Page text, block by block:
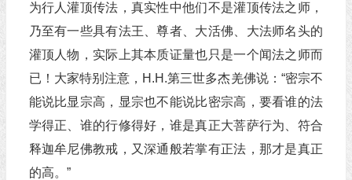
为行人灌顶传法，真实性中他们不是灌顶传法之师，
乃至有一些具有法王、尊者、大活佛、大法师名头的
灌顶人物，实际上其本质证量也只是一个闻法之师而
已！大家特别注意，H.H.第三世多杰羌佛说：“密宗不
能说比显宗高，显宗也不能说比密宗高，要看谁的法
学得正、谁的行修得好，谁是真正大菩萨行为、符合
释迦牟尼佛教戒，又深通般若掌有正法，那才是真正
的高。”